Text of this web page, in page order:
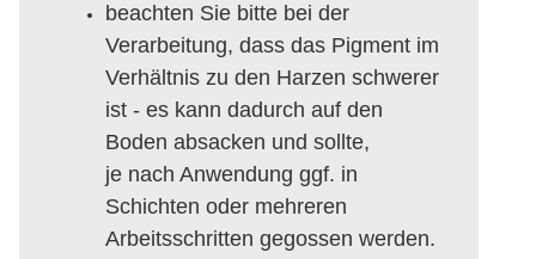
beachten Sie bitte bei der
Verarbeitung, dass das Pigment im
Verhältnis zu den Harzen schwerer
ist - es kann dadurch auf den
Boden absacken und sollte,
je nach Anwendung ggf. in
Schichten oder mehreren
Arbeitsschritten gegossen werden.